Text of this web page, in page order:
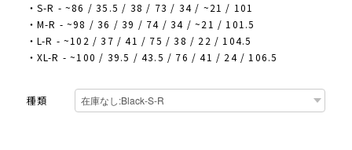
・S-R - ~86 / 35.5 / 38 / 73 / 34 / ~21 / 101
・M-R - ~98 / 36 / 39 / 74 / 34 / ~21 / 101.5
・L-R - ~102 / 37 / 41 / 75 / 38 / 22 / 104.5
・XL-R - ~100 / 39.5 / 43.5 / 76 / 41 / 24 / 106.5
種類